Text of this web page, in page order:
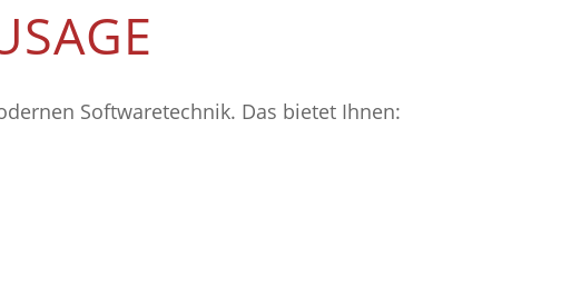
Softwaretechnik. Das bietet Ihnen: